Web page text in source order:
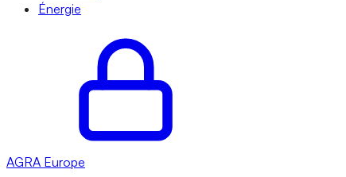
Énergie
AGRA Europe